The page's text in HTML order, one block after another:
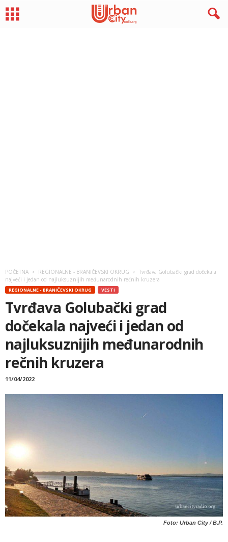
POČETNA REGIONALNE - BRANIČEVSKI OKRUG
Tvrđava Golubački grad dočekala
najveći i jedan od najluksuznijih međunarodnih rečnih kruzera
REGIONALNE - BRANIČEVSKI OKRUG VESTI
Tvrđava Golubački grad
dočekala najveći i jedan od
najluksuznijih međunarodnih
rečnih kruzera
11/04/2022
Foto: Urban City / B.P.